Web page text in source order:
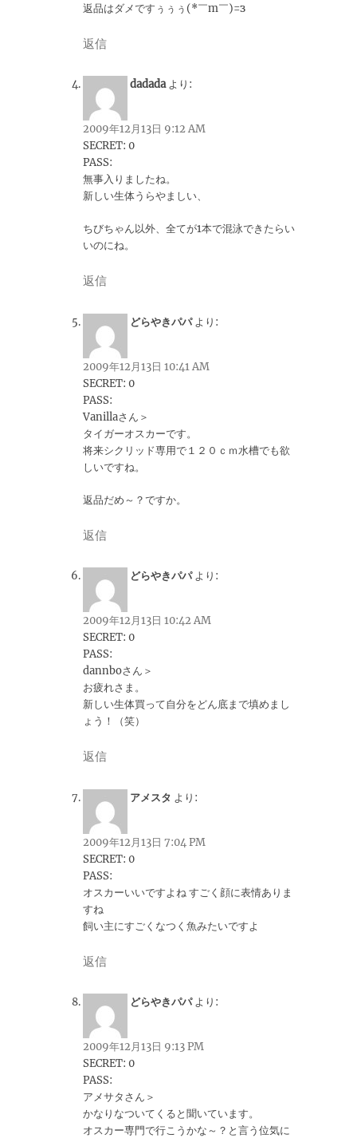
返品はダメですぅぅぅ(*￣m￣)=з
返信
dadada より:
2009年12月13日 9:12 AM
SECRET: 0
PASS:
無事入りましたね。
新しい生体うらやましい、
ちびちゃん以外、全てが1本で混泳できたらい
いのにね。
返信
どらやきパパ より:
2009年12月13日 10:41 AM
SECRET: 0
PASS:
Vanillaさん＞
タイガーオスカーです。
将来シクリッド専用で１２０ｃｍ水槽でも欲
しいですね。
返品だめ～？ですか。
返信
どらやきパパ より:
2009年12月13日 10:42 AM
SECRET: 0
PASS:
dannboさん＞
お疲れさま。
新しい生体買って自分をどん底まで填めまし
ょう！（笑）
返信
アメスタ より:
2009年12月13日 7:04 PM
SECRET: 0
PASS:
オスカーいいですよね すごく顔に表情ありま
すね
飼い主にすごくなつく魚みたいですよ
返信
どらやきパパ より:
2009年12月13日 9:13 PM
SECRET: 0
PASS:
アメサタさん＞
かなりなついてくると聞いています。
オスカー専門で行こうかな～？と言う位気に